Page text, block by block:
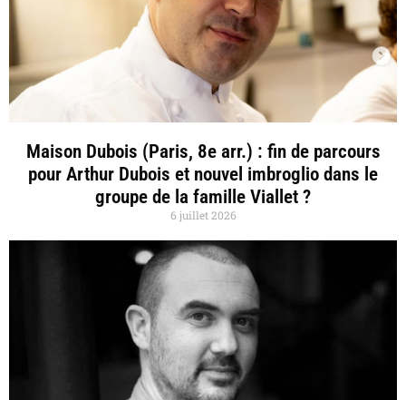
Maison Dubois (Paris, 8e arr.) : fin de parcours
pour Arthur Dubois et nouvel imbroglio dans le
groupe de la famille Viallet ?
6 juillet 2026